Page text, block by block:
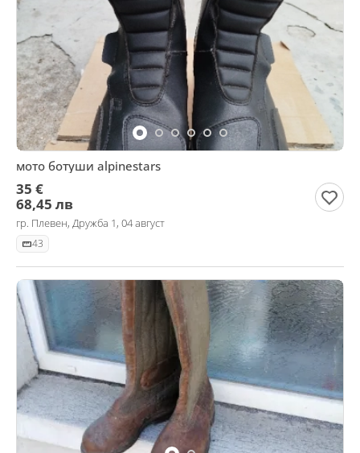
мото ботуши alpinestars
35 €
68,45 лв
гр. Плевен, Дружба 1, 04 август
43